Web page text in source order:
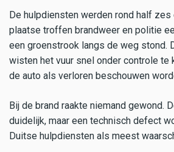
De hulpdiensten werden rond half zes
plaatse troffen brandweer en politie
een groenstrook langs de weg stond.
wisten het vuur snel onder controle te
de auto als verloren beschouwen
Bij de brand raakte niemand gewond.
duidelijk, maar een technisch defect
Duitse hulpdiensten als meest